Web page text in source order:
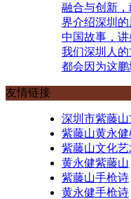
融合与创新
界介绍深圳
中国故事，
我们深圳人
都会因为这鹏
友情链接
深圳市紫藤
紫藤山黄永
紫藤山文化艺
黄永健紫藤山
紫藤山手枪诗
黄永健手枪诗